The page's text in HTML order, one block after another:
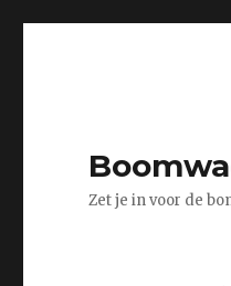
Zet je in voor de